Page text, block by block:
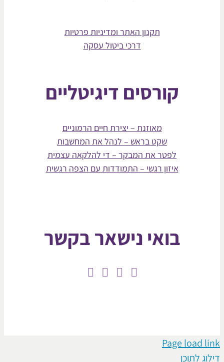
תקנון האתר ומדיניות פרטיות
דרכי ביטול עסקה
קורסים דיגיטליים
מאוזנת – יצירת חיים הרמוניים
שקט בראש – לנהל את המחשבות
לפטר את המבקר – די להלקאה עצמית
איזון רגשי – התמודדות עם הצפה רגשית
בואי נישאר בקשר
Page